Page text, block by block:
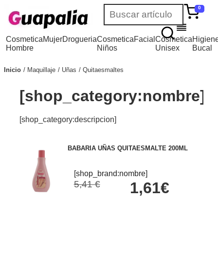
0
Cosmetica
Hombre
MujerDrogueriaCosmetica
Niños
FacialCosmetica
Unisex
Bucal
Inicio Maquillaje Uñas Quitaesmaltes
[shop_category:nombre]
[shop_category:descripcion]
BABARIA UÑAS QUITAESMALTE 200ML
[shop_brand:nombre]
5,41 € 1,61€